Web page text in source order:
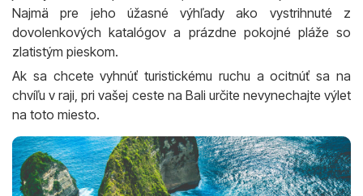
Najmä pre jeho úžasné výhľady ako vystrihnuté z
dovolenkových katalógov a prázdne pokojné pláže so
zlatistým pieskom.
Ak sa chcete vyhnúť turistickému ruchu a ocitnúť sa na
chvíľu v raji, pri vašej ceste na Bali určite nevynechajte výlet
na toto miesto.